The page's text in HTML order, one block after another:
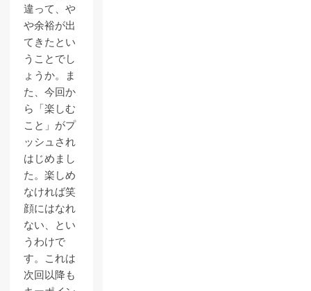
違って、や
や余裕が出
てきたとい
うことでし
ょうか。ま
た、今回か
ら「楽しむ
こと」がプ
ッシュされ
はじめまし
た。楽しめ
なければ笑
顔にはなれ
ない、とい
うわけで
す。これは
次回以降も